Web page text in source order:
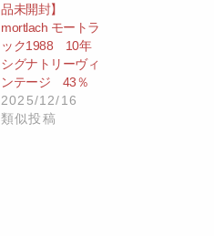
品未開封】
mortlach モートラ
ック1988 10年
シグナトリーヴィ
ンテージ 43％
2025/12/16
類似投稿